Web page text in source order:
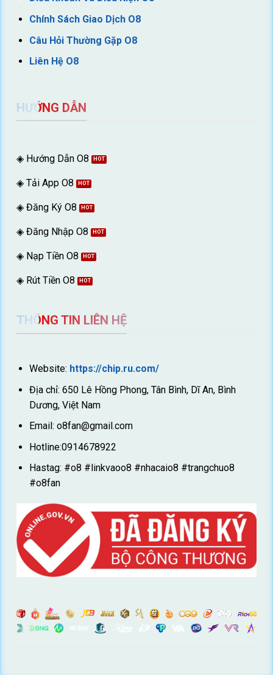
Chính Sách Giao Dịch O8
Câu Hỏi Thường Gặp O8
Liên Hệ O8
HƯỚNG DẪN
◈ Hướng Dẫn O8
◈ Tải App O8
◈ Đăng Ký O8
◈ Đăng Nhập O8
◈ Nạp Tiền O8
◈ Rút Tiền O8
THÔNG TIN LIÊN HỆ
Website: https://chip.ru.com/
Địa chỉ: 650 Lê Hồng Phong, Tân Bình, Dĩ An, Bình
Dương, Việt Nam
Email: o8fan@gmail.com
Hotline:0914678922
Hastag: #o8 #linkvaoo8 #nhacaio8 #trangchuo8
#o8fan